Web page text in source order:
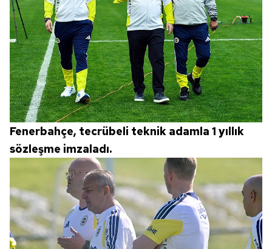
Fenerbahçe, tecrübeli teknik adamla 1 yıllık
sözleşme imzaladı.